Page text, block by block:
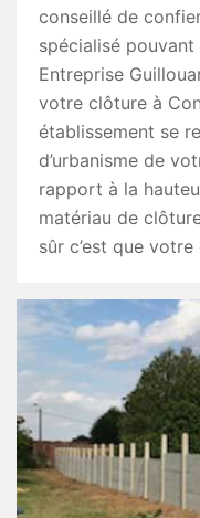
conseillé de
spécialisé
Entreprise
votre clôture à
établissement se
d’urbanisme de
rapport à la
matériau de
sûr c’est que